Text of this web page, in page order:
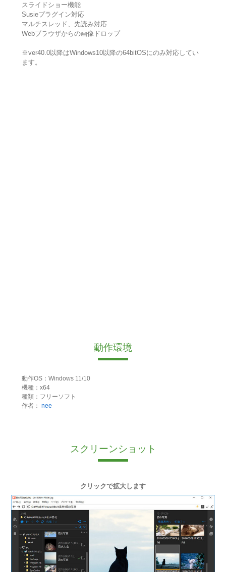
スライドショー機能
Susieプラグイン対応
マルチスレッド、先読み対応
Webブラウザからの画像ドロップ
※ver40.0以降はWindows10以降の64bitOSにのみ対応してい
ます。
動作環境
動作OS：Windows 11/10
機種：x64
種類：フリーソフト
作者： nee
スクリーンショット
クリックで拡大します